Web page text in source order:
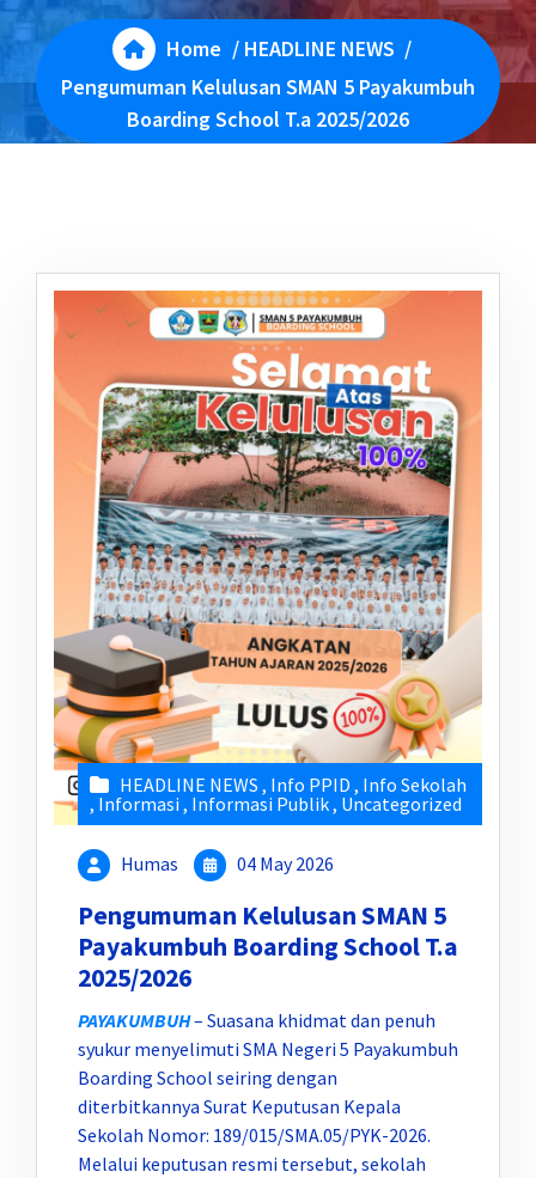
Home / HEADLINE NEWS /
Pengumuman Kelulusan SMAN 5 Payakumbuh
Boarding School T.a 2025/2026
HEADLINE NEWS , Info PPID , Info Sekolah
, Informasi, Informasi Publik, Uncategorized
Humas 04 May 2026
Pengumuman Kelulusan SMAN 5
Payakumbuh Boarding School T.a
2025/2026
PAYAKUMBUH– Suasana khidmat dan penuh
syukur menyelimuti SMA Negeri 5 Payakumbuh
Boarding School seiring dengan
diterbitkannya Surat Keputusan Kepala
Sekolah Nomor: 189/015/SMA.05/PYK-2026.
Melalui keputusan resmi tersebut, sekolah